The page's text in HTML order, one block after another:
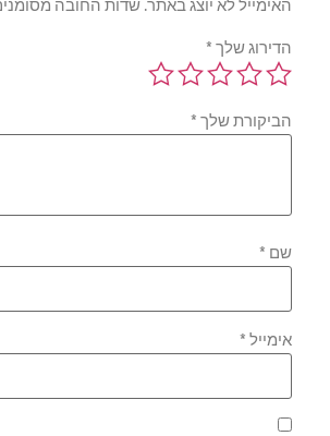
האימייל לא יוצג באתר.שדות החובה
הדירוג שלך*
הביקורת שלך*
שם*
אימייל*